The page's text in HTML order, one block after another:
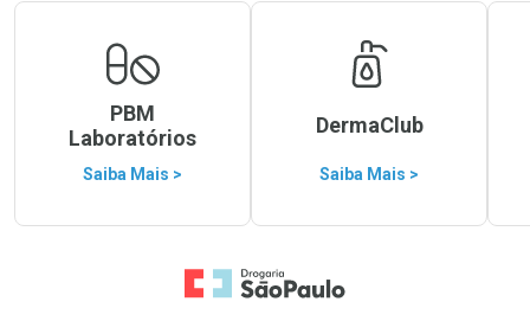
PBM
Laboratórios
Saiba Mais >
DermaClub
Saiba Mais >
Ir para a Home